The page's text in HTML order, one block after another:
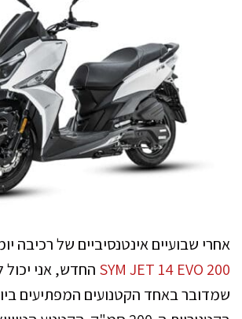
אחרי שבועיים אינטנסיביים של רכיבה
SYM JET 14 EVO 200 החדש, אני יכול
שמדובר באחד הקטנועים המפתיעים